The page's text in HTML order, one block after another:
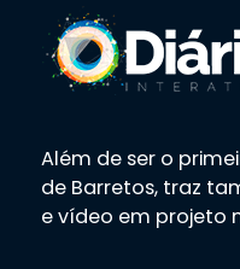
Além de ser o
de Barretos, traz
e vídeo em projeto